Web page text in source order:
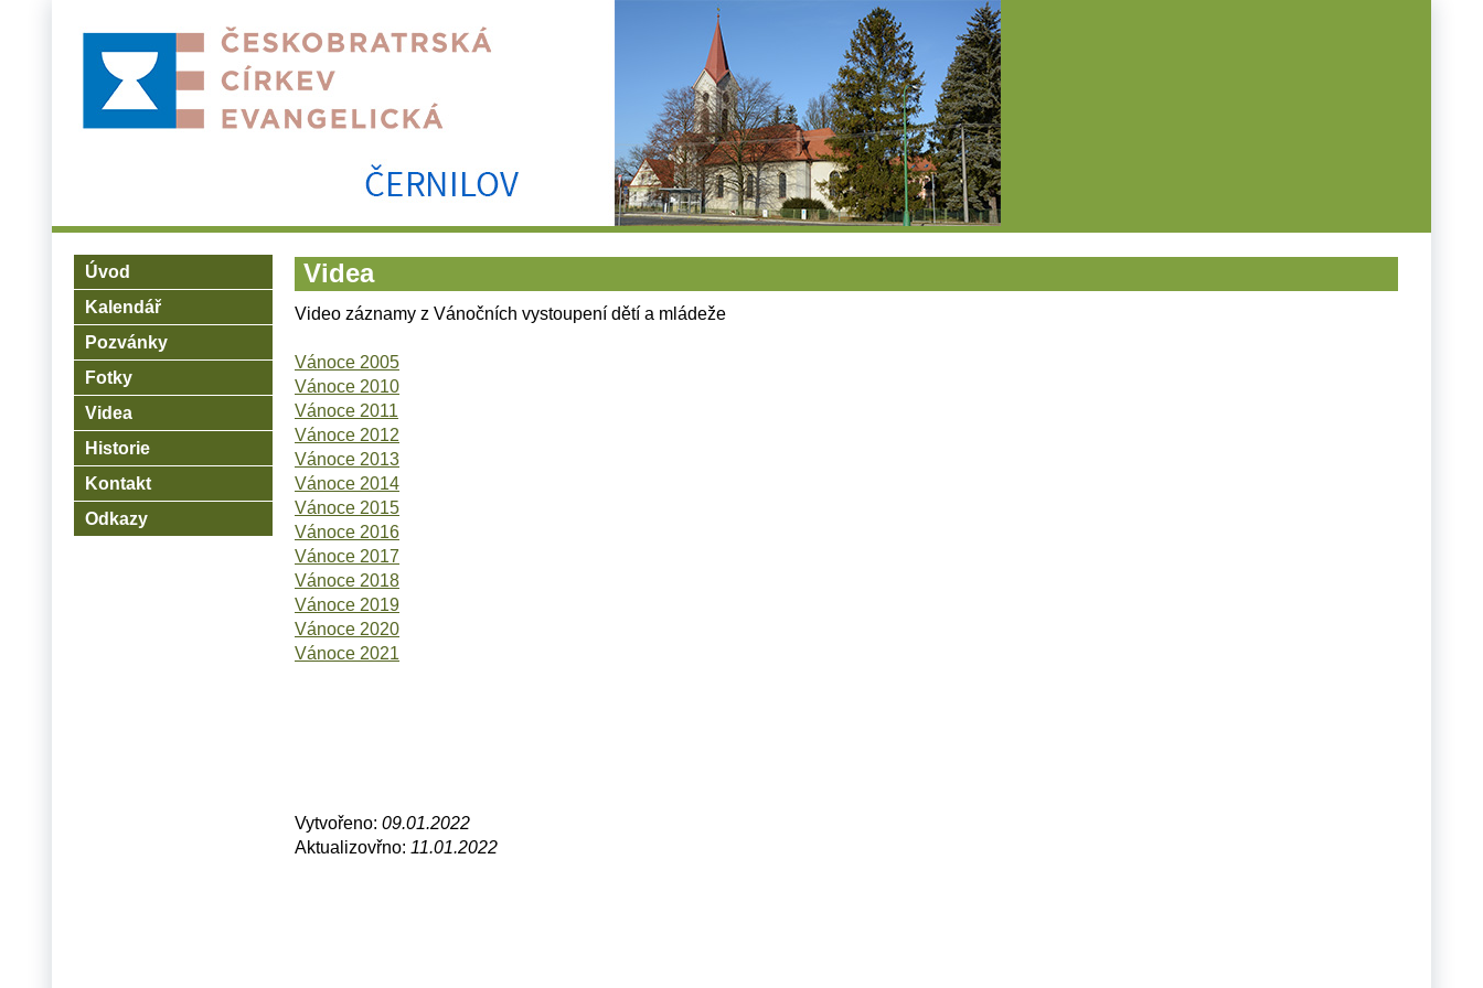
Úvod
Kalendář
Pozvánky
Fotky
Videa
Historie
Kontakt
Odkazy
Videa
Video záznamy z Vánočních vystoupení dětí a mládeže
Vánoce 2005
Vánoce 2010
Vánoce 2011
Vánoce 2012
Vánoce 2013
Vánoce 2014
Vánoce 2015
Vánoce 2016
Vánoce 2017
Vánoce 2018
Vánoce 2019
Vánoce 2020
Vánoce 2021
Vytvořeno: 09.01.2022
Aktualizovřno: 11.01.2022